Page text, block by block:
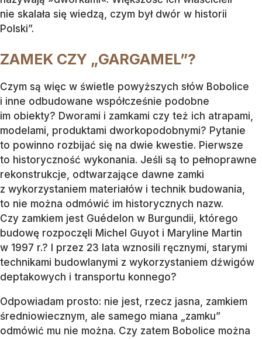
nie skalała się wiedzą, czym był dwór w historii
Polski”.
ZAMEK CZY „GARGAMEL”?
Czym są więc w świetle powyższych słów Bobolice
i inne odbudowane współcześnie podobne
im obiekty? Dworami i zamkami czy też ich atrapami,
modelami, produktami dworkopodobnymi? Pytanie
to powinno rozbijać się na dwie kwestie. Pierwsze
to historyczność wykonania. Jeśli są to pełnoprawne
rekonstrukcje, odtwarzające dawne zamki
z wykorzystaniem materiałów i technik budowania,
to nie można odmówić im historycznych nazw.
Czy zamkiem jest Guédelon w Burgundii, którego
budowę rozpoczęli Michel Guyot i Maryline Martin
w 1997 r.? I przez 23 lata wznosili ręcznymi, starymi
technikami budowlanymi z wykorzystaniem dźwigów
deptakowych i transportu konnego?
Odpowiadam prosto: nie jest, rzecz jasna, zamkiem
średniowiecznym, ale samego miana „zamku”
odmówić mu nie można. Czy zatem Bobolice można